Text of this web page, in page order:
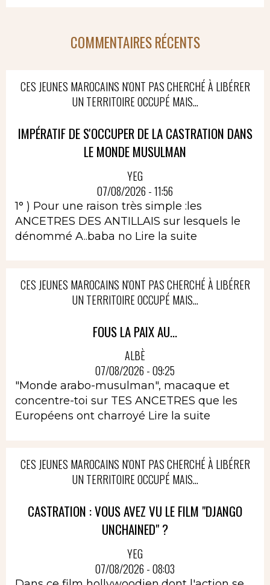
COMMENTAIRES RÉCENTS
CES JEUNES MAROCAINS N'ONT PAS CHERCHÉ À LIBÉRER
UN TERRITOIRE OCCUPÉ MAIS...
IMPÉRATIF DE S'OCCUPER DE LA CASTRATION DANS
LE MONDE MUSULMAN
YEG
07/08/2026 - 11:56
1° ) Pour une raison très simple :les
ANCETRES DES ANTILLAIS sur lesquels le
dénommé A..baba no Lire la suite
CES JEUNES MAROCAINS N'ONT PAS CHERCHÉ À LIBÉRER
UN TERRITOIRE OCCUPÉ MAIS...
FOUS LA PAIX AU...
ALBÈ
07/08/2026 - 09:25
"Monde arabo-musulman", macaque et
concentre-toi sur TES ANCETRES que les
Européens ont charroyé Lire la suite
CES JEUNES MAROCAINS N'ONT PAS CHERCHÉ À LIBÉRER
UN TERRITOIRE OCCUPÉ MAIS...
CASTRATION : VOUS AVEZ VU LE FILM "DJANGO
UNCHAINED" ?
YEG
07/08/2026 - 08:03